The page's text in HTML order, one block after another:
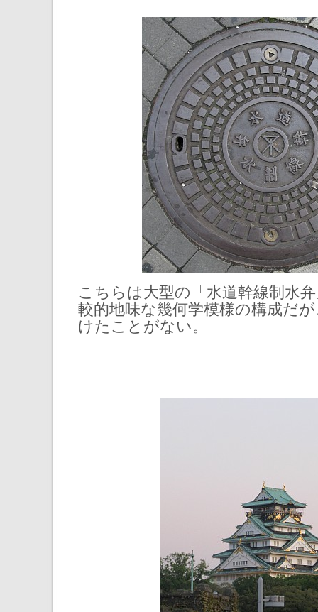
こちらは大型の「水道幹線制水
較的地味な幾何学模様の構成だ
けたことがない。